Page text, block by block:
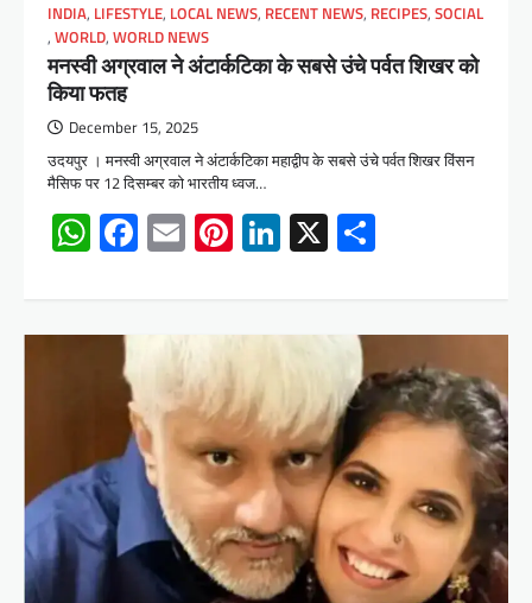
INDIA, LIFESTYLE, LOCAL NEWS, RECENT NEWS, RECIPES, SOCIAL
, WORLD, WORLD NEWS
मनस्वी अग्रवाल ने अंटार्कटिका के सबसे उंचे पर्वत शिखर को
किया फतह
December 15, 2025
उदयपुर । मनस्वी अग्रवाल ने अंटार्कटिका महाद्वीप के सबसे उंचे पर्वत शिखर विंसन
मैसिफ पर 12 दिसम्बर को भारतीय ध्वज…
WhatsApp
Facebook
EmailPinterest
LinkedIn
X